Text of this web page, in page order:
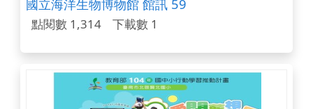
國立海洋生物博物館 館訊 59
點閱數 1,314 下載數 1